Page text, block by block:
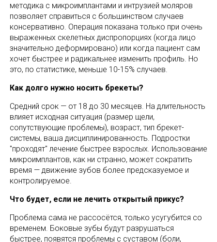
методика с микроимплантами и интрузией моляров
позволяет справиться с большинством случаев
консервативно. Операция показана только при очень
выраженных скелетных диспропорциях (когда лицо
значительно деформировано) или когда пациент сам
хочет быстрее и радикальнее изменить профиль. Но
это, по статистике, меньше 10-15% случаев.
Как долго нужно носить брекеты?
Средний срок — от 18 до 30 месяцев. На длительность
влияет исходная ситуация (размер щели,
сопутствующие проблемы), возраст, тип брекет-
системы, ваша дисциплинированность. Подростки
"проходят" лечение быстрее взрослых. Использование
микроимплантов, как ни странно, может сократить
время — движение зубов более предсказуемое и
контролируемое.
Что будет, если не лечить открытый прикус?
Проблема сама не рассосётся, только усугубится со
временем. Боковые зубы будут разрушаться
быстрее, появятся проблемы с суставом (боли,